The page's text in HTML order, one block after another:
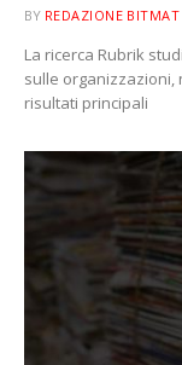
BY REDAZIONE BITMAT
La ricerca Rubrik
sulle organizzazioni,
risultati principali